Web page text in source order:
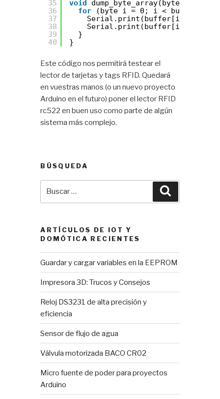
35
36
37
38
39
40
void
dump_byte_array(byte
for
(byte i = 0; i <
Serial.print(buffer[i] <
Serial.print(buffer[i], HEX);
}
}
Este código nos permitirá testear el
lector de tarjetas y tags RFID. Quedará
en vuestras manos (o un nuevo proyecto
Arduino en el futuro) poner el lector RFID
rc522 en buen uso como parte de algún
sistema más complejo.
BÚSQUEDA
ARTÍCULOS DE IOT Y
DOMÓTICA RECIENTES
Guardar y cargar variables en la EEPROM
Impresora 3D: Trucos y Consejos
Reloj DS3231 de alta precisión y
eficiencia
Sensor de flujo de agua
Válvula motorizada BACO CR02
Micro fuente de poder para proyectos
Arduino